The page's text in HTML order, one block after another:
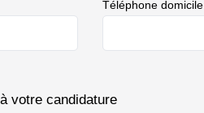
Téléphone domicile
votre candidature